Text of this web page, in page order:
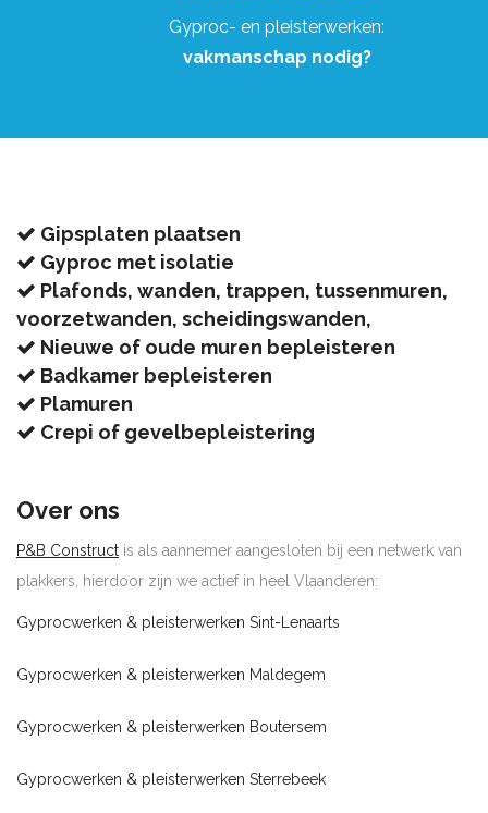
Gyproc- en pleisterwerken:
vakmanschap nodig?
Gipsplaten plaatsen
Gyproc met isolatie
Plafonds, wanden, trappen, tussenmuren,
voorzetwanden, scheidingswanden,
Nieuwe of oude muren bepleisteren
Badkamer bepleisteren
Plamuren
Crepi of gevelbepleistering
Over ons
P&B Construct is als aannemer aangesloten bij een netwerk van
plakkers, hierdoor zijn we actief in heel Vlaanderen:
Gyprocwerken & pleisterwerken Sint-Lenaarts
Gyprocwerken & pleisterwerken Maldegem
Gyprocwerken & pleisterwerken Boutersem
Gyprocwerken & pleisterwerken Sterrebeek